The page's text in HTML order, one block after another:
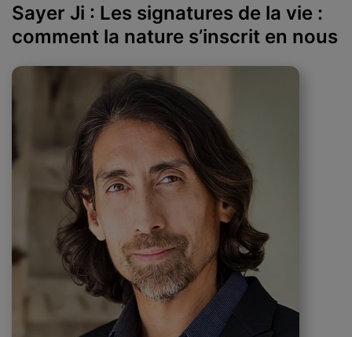
Sayer Ji : Les signatures de la vie :
comment la nature s’inscrit en nous